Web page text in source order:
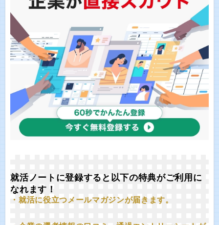
就活ノートに登録すると以下の特典がご利用に
なれます！
・就活に役立つメールマガジンが届きます。